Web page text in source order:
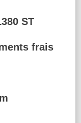
ST
frais